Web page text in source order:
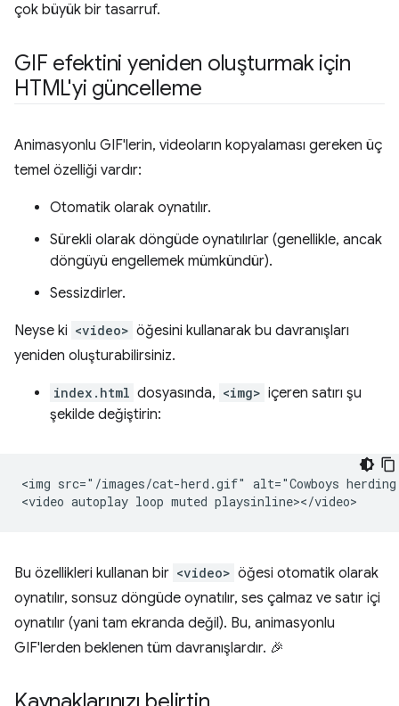
çok büyük bir tasarruf.
GIF efektini yeniden oluşturmak için
HTML'yi güncelleme
Animasyonlu GIF'lerin, videoların kopyalaması gereken üç
temel özelliği vardır:
Otomatik olarak oynatılır.
Sürekli olarak döngüde oynatılırlar (genellikle, ancak
döngüyü engellemek mümkündür).
Sessizdirler.
Neyse ki <video> öğesini kullanarak bu davranışları
yeniden oluşturabilirsiniz.
index.html dosyasında, <img> içeren satırı şu
şekilde değiştirin:
<img src="/images/cat-herd.gif" alt="Cowboys
Bu özellikleri kullanan bir <video> öğesi otomatik olarak
oynatılır, sonsuz döngüde oynatılır, ses çalmaz ve satır içi
oynatılır (yani tam ekranda değil). Bu, animasyonlu
GIF'lerden beklenen tüm davranışlardır. 🎉